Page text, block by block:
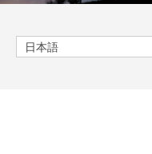
日本語